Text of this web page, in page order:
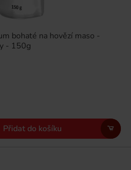
bohaté na hovězí maso -
- 150g
Přidat do košíku